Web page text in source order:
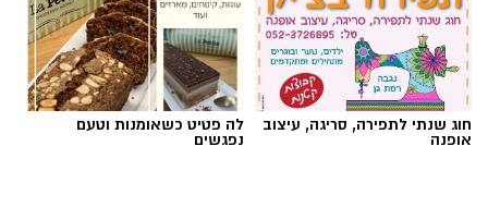
אילוסטרציה AI
הברכה מתחילה הרבה לפני הנס
חוג שנתי לתפירה, סריגה, עיצוב
אופנה
לה פטיט כשאומנות וטעם
נפגשים